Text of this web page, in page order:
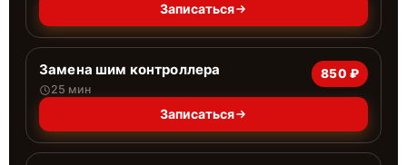
Записаться
Замена шим контроллера
25 мин
850 ₽
Записаться